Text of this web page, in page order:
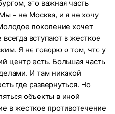
это важная часть
– не Москва, и я не хочу,
поколение хочет
вступают в жесткое
Я не говорю о том, что у
центр есть. Большая часть
И там никакой
где развернуться. Но
объекты в иной
в жесткое противотечение